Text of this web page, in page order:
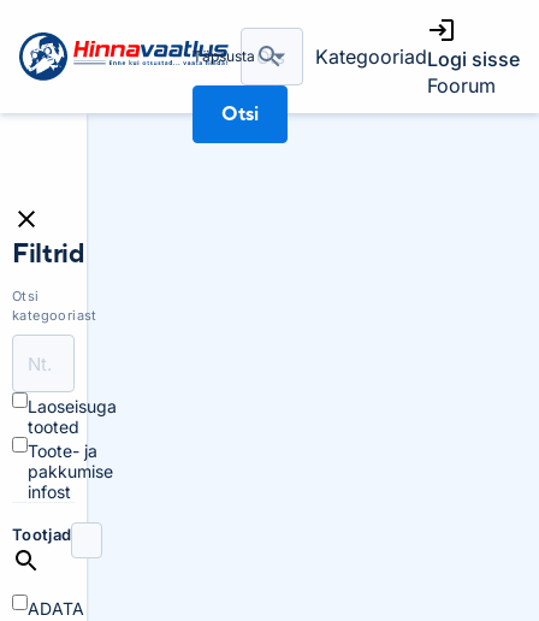
Täpsusta
Otsi
KategooriadLogi sisse
Foorum
Filtrid
Otsi
kategooriast
Laoseisuga
tooted
Toote- ja
pakkumise
infost
Tootjad
ADATA